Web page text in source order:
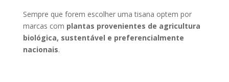
Sempre que forem escolher uma tisana optem por
marcas com plantas provenientes de agricultura
biológica, sustentável e preferencialmente
nacionais.